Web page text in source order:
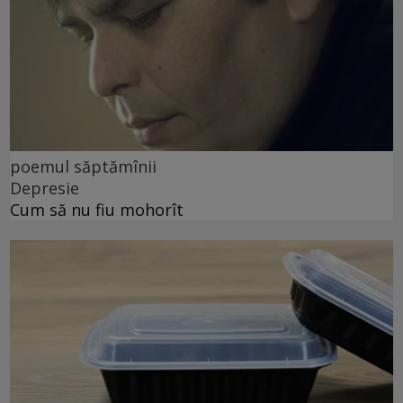
poemul săptămînii
Depresie
Cum să nu fiu mohorît